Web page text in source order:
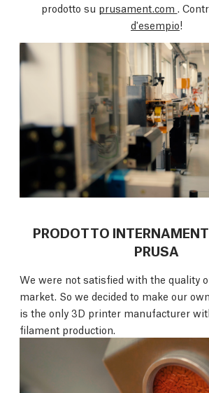
prodotto su prusament.com .
d'esempio!
PRODOTTO
PRUSA
We were not satisfied with the quality
market. So we decided to make our
is the only 3D printer manufacturer
filament production.